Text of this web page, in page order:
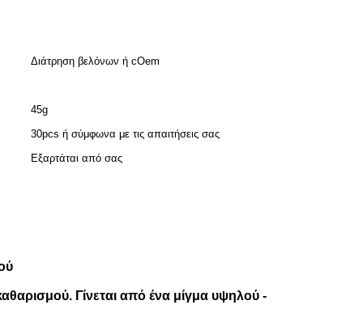
Διάτρηση βελόνων ή cOem
45g
30pcs ή σύμφωνα με τις απαιτήσεις σας
Εξαρτάται από σας
Γίνεται από ένα μίγμα υψηλού -